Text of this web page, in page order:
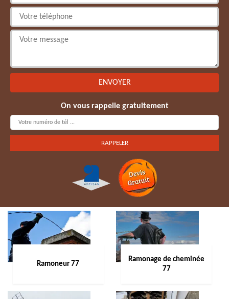
On vous rappelle gratuitement
Ramoneur 77
Ramonage de cheminée
77